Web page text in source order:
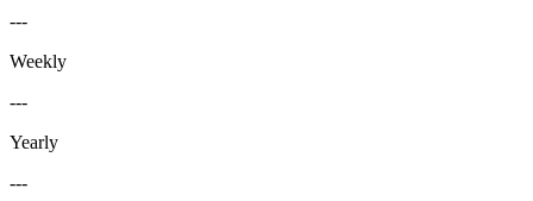
---
Weekly
---
Yearly
---